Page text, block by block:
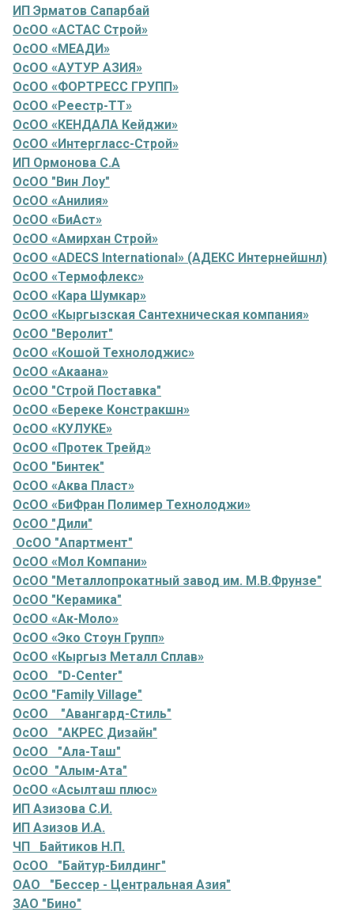
ИП Эрматов Сапарбай
ОсОО «АСТАС Строй»
ОсОО «МЕАДИ»
ОсОО «АУТУР АЗИЯ»
ОсОО «ФОРТРЕСС ГРУПП»
ОсОО «Реестр-ТТ»
ОсОО «КЕНДАЛА Кейджи»
ОсОО «Интергласс-Строй»
ИП Ормонова С.А
ОсОО "Вин Лоу"
ОсОО «Анилия»
ОсОО «БиАст»
ОсОО «Амирхан Строй»
ОсОО «ADECS International» (АДЕКС Интернейшнл)
ОсОО «Термофлекс»
ОсОО «Кара Шумкар»
ОсОО «Кыргызская Сантехническая компания»
ОсОО "Веролит"
ОсОО «Кошой Технолоджис»
ОсОО «Акаана»
ОсОО "Строй Поставка"
ОсОО «Береке Констракшн»
ОсОО «КУЛУКЕ»
ОсОО «Протек Трейд»
ОсОО "Бинтек"
ОсОО «Аква Пласт»
ОсОО «БиФран Полимер Технолоджи»
ОсОО "Дили"
ОсОО "Апартмент"
ОсОО «Мол Компани»
ОсОО "Металлопрокатный завод им. М.В.Фрунзе"
ОсОО "Керамика"
ОсОО «Ак-Моло»
ОсОО «Эко Стоун Групп»
ОсОО «Кыргыз Металл Сплав»
ОсОО "D-Center"
ОсОО "Family Village"
ОсОО "Авангард-Стиль"
ОсОО "АКРЕС Дизайн"
ОсОО "Ала-Таш"
ОсОО "Алым-Ата"
ОсОО «Асылташ плюс»
ИП Азизова С.И.
ИП Азизов И.А.
ЧП Байтиков Н.П.
ОсОО "Байтур-Билдинг"
ОАО "Бессер - Центральная Азия"
ЗАО "Бино"